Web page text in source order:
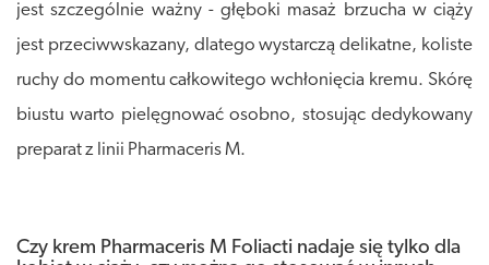
jest szczególnie ważny - głęboki masaż brzucha w ciąży
jest przeciwwskazany, dlatego wystarczą delikatne, koliste
ruchy do momentu całkowitego wchłonięcia kremu. Skórę
biustu warto pielęgnować osobno, stosując dedykowany
preparat z linii Pharmaceris M.
Czy krem Pharmaceris M Foliacti nadaje się tylko dla